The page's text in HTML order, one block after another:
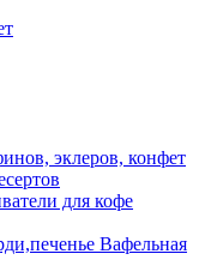
эклеров, конфет
для кофе
Вафельная